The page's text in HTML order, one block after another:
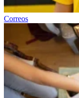
Correos